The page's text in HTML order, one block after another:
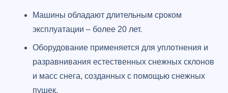
Машины обладают длительным сроком
эксплуатации – более 20 лет.
Оборудование применяется для уплотнения и
разравнивания естественных снежных склонов
и масс снега, созданных с помощью снежных
пушек.